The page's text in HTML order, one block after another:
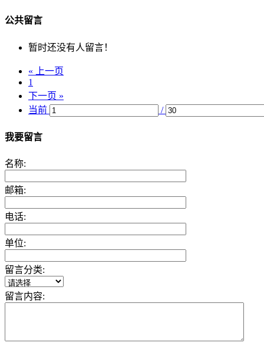
公共留言
暂时还没有人留言！
« 上一页
1
下一页 »
当前
/
我要留言
名称:
邮箱:
电话:
单位:
留言分类:
留言内容: